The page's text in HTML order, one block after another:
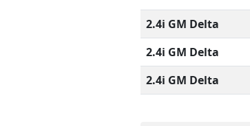
2.4i GM Delta
2.4i GM Delta
2.4i GM Delta